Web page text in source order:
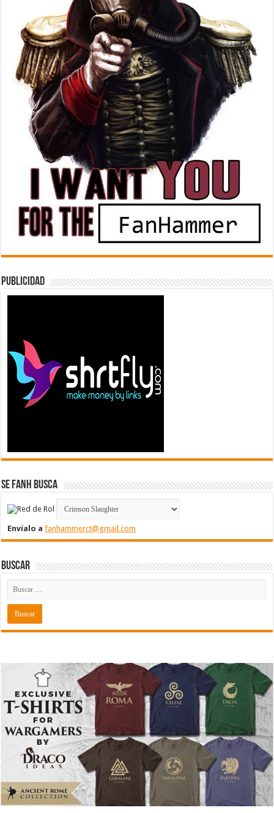
Publicidad
Se FanH Busca
Envíalo afanhammerct@gmail.com
Buscar